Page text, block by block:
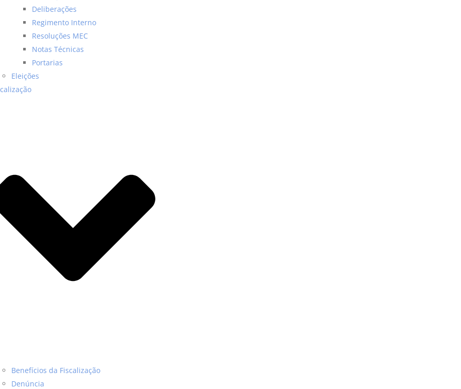
Deliberações
Regimento Interno
Resoluções MEC
Notas Técnicas
Portarias
Eleições
Benefícios da Fiscalização
Denúncia